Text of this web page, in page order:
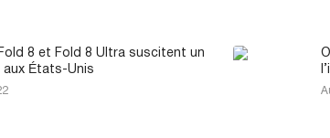
8 et Fold 8 Ultra suscitent un
États-Unis